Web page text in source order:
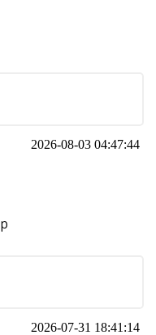
2026-08-03 04:47:44
2026-07-31 18:41:14